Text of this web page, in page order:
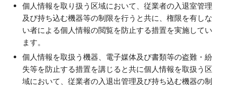
個人情報を取り扱う区域において、従業者の入退室管理
及び持ち込む機器等の制限を行うと共に、権限を有しな
い者による個人情報の閲覧を防止する措置を実施してい
ます。
個人情報を取扱う機器、電子媒体及び書類等の盗難・紛
失等を防止する措置を講じると共に個人情報を取扱う区
域において、従業者の入退出管理及び持ち込む機器の制